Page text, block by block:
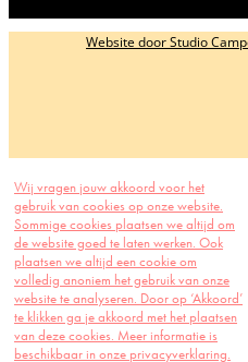
Website door Studio
Wij vragen jouw akkoord voor het
gebruik van cookies op onze website.
Sommige cookies plaatsen we altijd om
de website goed te laten werken. Ook
plaatsen we altijd een cookie om
volledig anoniem het gebruik van onze
website te analyseren. Door op ‘Akkoord’
te klikken ga je akkoord met het plaatsen
van deze cookies. Meer informatie is
beschikbaar in onze privacyverklaring.